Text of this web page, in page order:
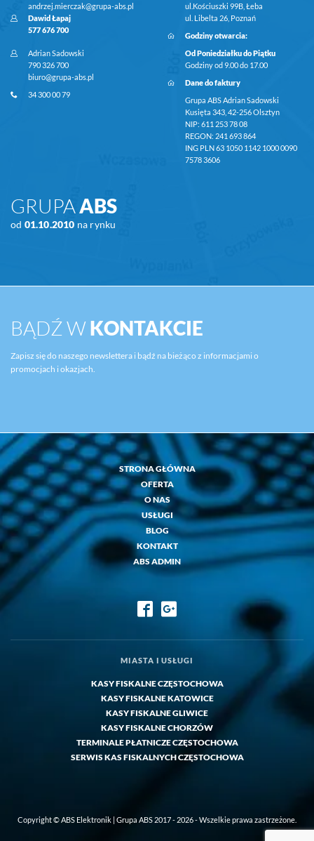
andrzej.mierczak@grupa-abs.pl
Dawid Łapaj
577 676 700
Adrian Sadowski
790 326 700
biuro@grupa-abs.pl
34 300 00 79
ul.Kościuszki 99B, Łeba
ul. Libelta 26, Poznań
Godziny otwarcia:
Od Poniedziałku do Piątku
Godziny od 9.00 do 17.00
Dane do faktury
Grupa ABS Adrian Sadowski
Kusięta 343, 42-256 Olsztyn
NIP: 611 253 78 08
REGON: 241 693 864
ING PLN 63 1050 1142 1000 0090
7578 3606
GRUPAABS
od 01.10.2010 na rynku
BĄDŹ WKONTAKCIE
Zapisz się do naszego newslettera i bądź na bieżąco z informacjami o
promocjach i okazjach.
STRONA GŁÓWNA
OFERTA
O NAS
USŁUGI
BLOG
KONTAKT
ABS ADMIN
MIASTA I USŁUGI
KASY FISKALNE CZĘSTOCHOWA
KASY FISKALNE KATOWICE
KASY FISKALNE GLIWICE
KASY FISKALNE CHORZÓW
TERMINALE PŁATNICZE CZĘSTOCHOWA
SERWIS KAS FISKALNYCH CZĘSTOCHOWA
Copyright © ABS Elektronik | Grupa ABS 2017 - 2026 - Wszelkie prawa zastrzeżone.